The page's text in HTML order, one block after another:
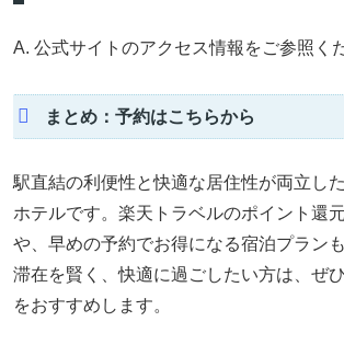
A. 公式サイトのアクセス情報をご参照く
まとめ：予約はこちらから
駅直結の利便性と快適な居住性が両立し
ホテルです。楽天トラベルのポイント還
や、早めの予約でお得になる宿泊プラン
滞在を賢く、快適に過ごしたい方は、ぜ
をおすすめします。